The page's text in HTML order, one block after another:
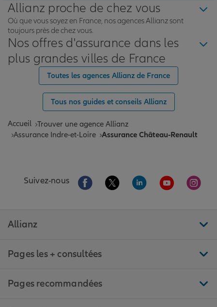
Allianz proche de chez vous
Où que vous soyez en France, nos agences Allianz sont
toujours près de chez vous.
Nos offres d'assurance dans les
plus grandes villes de France
Toutes les agences Allianz de France
Tous nos guides et conseils Allianz
Accueil Trouver une agence Allianz
Assurance Indre-et-Loire Assurance Château-Renault
Suivez-nous Aller sur la page Facebook de Allianz
Aller sur la page Twitter de
Aller sur la page
Aller sur la
Aller
Allianz
Pages les + consultées
Pages recommandées